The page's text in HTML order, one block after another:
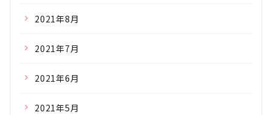
2021年8月
2021年7月
2021年6月
2021年5月